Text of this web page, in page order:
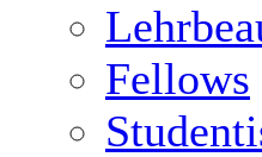
Fellows